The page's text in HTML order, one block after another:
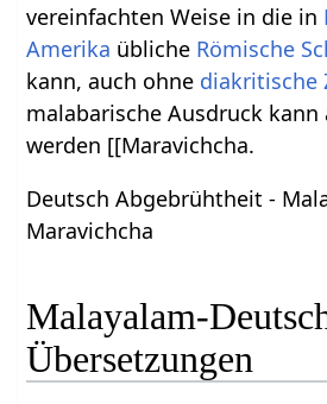
vereinfachten Weise in die in
Amerika übliche Römische
kann, auch ohne diakritische
malabarische Ausdruck kann
werden [[Maravichcha.
Deutsch Abgebrühtheit -
Maravichcha
Malayalam-
Übersetzungen